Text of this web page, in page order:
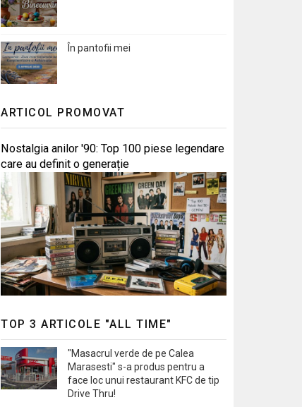
În pantofii mei
ARTICOL PROMOVAT
Nostalgia anilor '90: Top 100 piese legendare
care au definit o generație
TOP 3 ARTICOLE "ALL TIME"
"Masacrul verde de pe Calea
Marasesti" s-a produs pentru a
face loc unui restaurant KFC de tip
Drive Thru!